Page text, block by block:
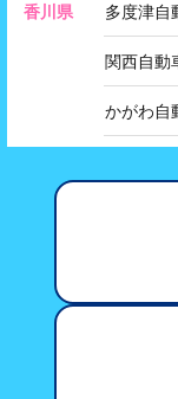
香川県 多度津自
関西自動
かがわ自